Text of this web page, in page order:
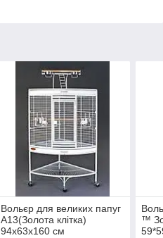
Вольєр для великих папуг
A13(Золота клітка)
94х63х160 см
™️